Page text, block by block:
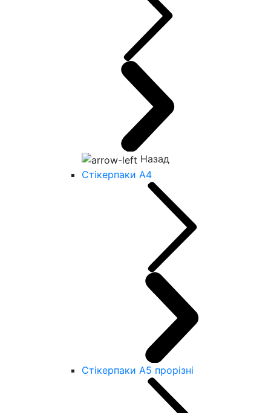
Назад
Стікерпаки А4
Стікерпаки А5 прорізні